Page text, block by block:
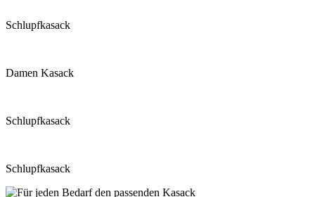
Schlupfkasack
Damen Kasack
Schlupfkasack
Schlupfkasack